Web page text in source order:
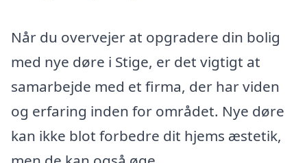
Når du overvejer at opgradere din bolig
med nye døre i Stige, er det vigtigt at
samarbejde med et firma, der har viden
og erfaring inden for området. Nye døre
kan ikke blot forbedre dit hjems æstetik,